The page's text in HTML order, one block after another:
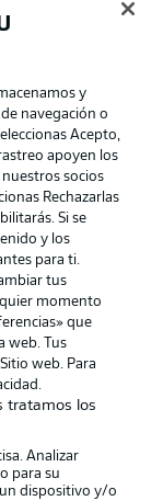
de privacidad
de uso
y
navegación o
Acepto,
apoyen los
socios
Rechazarlas
Si se
y los
para ti.
tus
momento
que
web. Tus
web. Para
tratamos los
Analizar
para su
dispositivo y/o